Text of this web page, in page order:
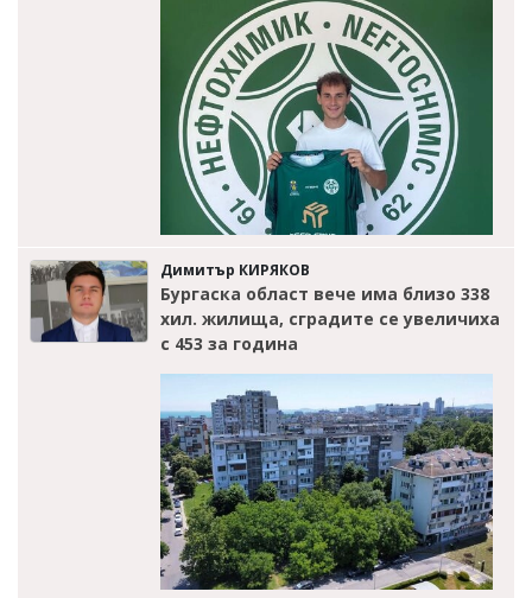
Димитър КИРЯКОВ
Бургаска област вече има близо 338
хил. жилища, сградите се увеличиха
с 453 за година